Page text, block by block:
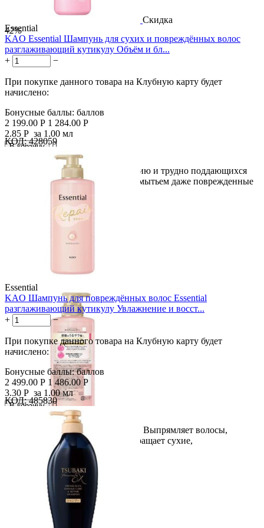
Скидка
42%
Essential
KAO Essential Шампунь для сухих и повреждённых волос
разглаживающий кутикулу Объём и бл...
+
−
При покупке данного товара на Клубную карту будет
начислено:
Бонусные баллы: баллов
2 199.00 Р 1 284.00 Р
2.85 Р за 1.00 мл
В корзину

Для волос, склонных к спутыванию и трудно поддающихся
укладке. С каждым ежедневным мытьем даже поврежденные
КОД: 428059
Essential
KAO Шампунь для повреждённых волос Essential
разглаживающий кутикулу Увлажнение и восст...
+
−
При покупке данного товара на Клубную карту будет
начислено:
Бонусные баллы: баллов
2 499.00 Р 1 486.00 Р
3.30 Р за 1.00 мл
В корзину

Для гладких, шелковистых волос. Выпрямляет волосы,
улучшает блеск и текстуру. Превращает сухие,
поврежденные...
КОД: 485830